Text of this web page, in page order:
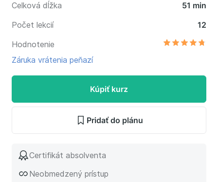
Celková dĺžka
51 min
Počet lekcií
12
Hodnotenie
Záruka vrátenia peňazí
Kúpiť kurz
Pridať do plánu
Certifikát absolventa
Neobmedzený prístup